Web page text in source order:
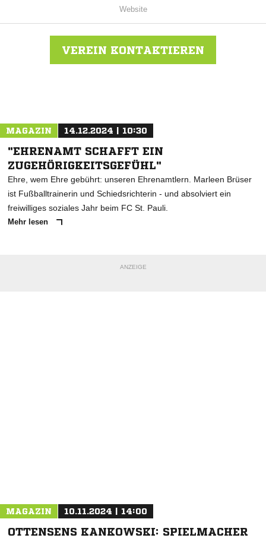
Website
VEREIN KONTAKTIEREN
MAGAZIN 14.12.2024 | 10:30
"EHRENAMT SCHAFFT EIN
ZUGEHÖRIGKEITSGEFÜHL"
Ehre, wem Ehre gebührt: unseren Ehrenamtlern. Marleen Brüser
ist Fußballtrainerin und Schiedsrichterin - und absolviert ein
freiwilliges soziales Jahr beim FC St. Pauli.
Mehr lesen
ANZEIGE
MAGAZIN 10.11.2024 | 14:00
OTTENSENS KANKOWSKI: SPIELMACHER